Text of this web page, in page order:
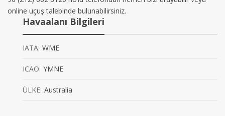
online uçuş talebinde bulunabilirsiniz.
Havaalanı Bilgileri
IATA: WME
ICAO: YMNE
ÜLKE: Australia